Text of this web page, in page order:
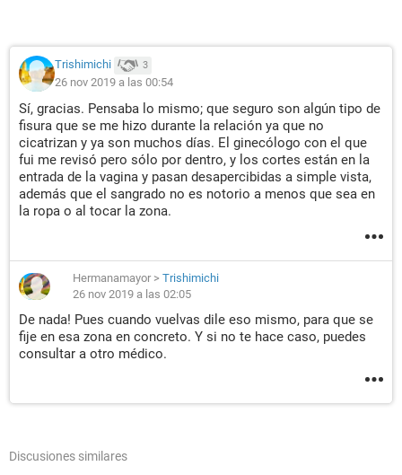
Trishimichi 3
26 nov 2019 a las 00:54
Sí, gracias. Pensaba lo mismo; que seguro son algún tipo de
fisura que se me hizo durante la relación ya que no
cicatrizan y ya son muchos días. El ginecólogo con el que
fui me revisó pero sólo por dentro, y los cortes están en la
entrada de la vagina y pasan desapercibidas a simple vista,
además que el sangrado no es notorio a menos que sea en
la ropa o al tocar la zona.
Hermanamayor > Trishimichi
26 nov 2019 a las 02:05
De nada! Pues cuando vuelvas dile eso mismo, para que se
fije en esa zona en concreto. Y si no te hace caso, puedes
consultar a otro médico.
Discusiones similares